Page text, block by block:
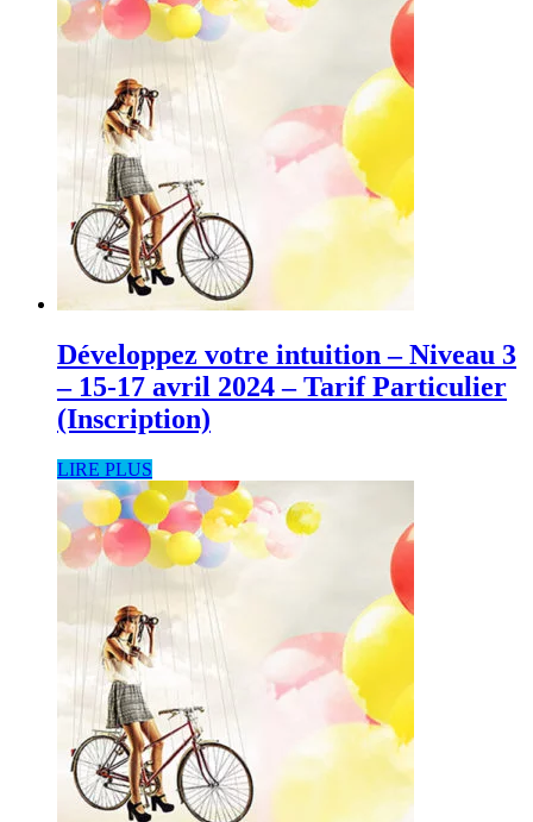
Développez votre intuition – Niveau 3
– 15-17 avril 2024 – Tarif Particulier
(Inscription)
LIRE PLUS